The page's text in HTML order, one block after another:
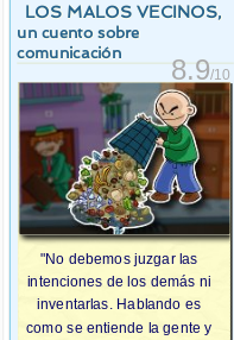
LOS MALOS VECINOS,
un cuento sobre
comunicación
8.9/10
"No debemos juzgar las
intenciones de los demás ni
inventarlas. Hablando es
como se entiende la gente y